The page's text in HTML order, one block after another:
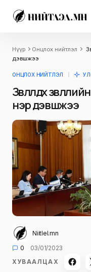
Нүүр Онцлох нийтлэл
дэвшжээ
ОНЦЛОХ НИЙТЛЭЛ
Зөвлөлдөх
нэр дэвшжээ
Niitlel.mn
0
03/01/2023
ХУВААЛЦАХ